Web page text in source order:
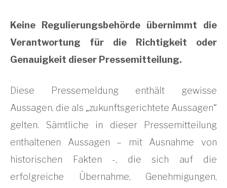
Keine Regulierungsbehörde übernimmt die
Verantwortung für die Richtigkeit oder
Genauigkeit dieser Pressemitteilung.
Diese Pressemeldung enthält gewisse
Aussagen, die als „zukunftsgerichtete Aussagen“
gelten. Sämtliche in dieser Pressemitteilung
enthaltenen Aussagen – mit Ausnahme von
historischen Fakten -, die sich auf die
erfolgreiche Übernahme, Genehmigungen,